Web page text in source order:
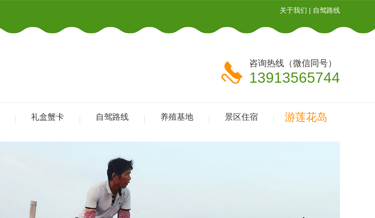
关于我们 | 自驾路线
咨询热线（微信同号）
13913565744
礼盒蟹卡 自驾路线 养殖基地 景区住宿 游莲花岛